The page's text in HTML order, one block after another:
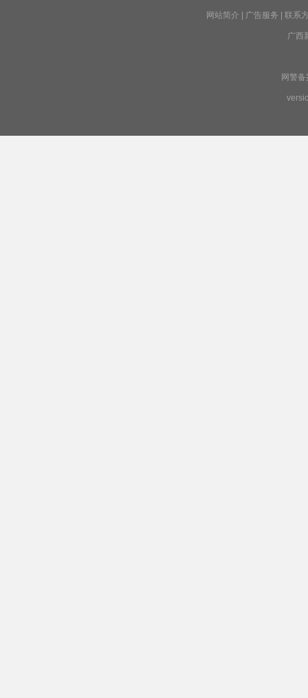
网站简介 广告服务 联系
广西
网警